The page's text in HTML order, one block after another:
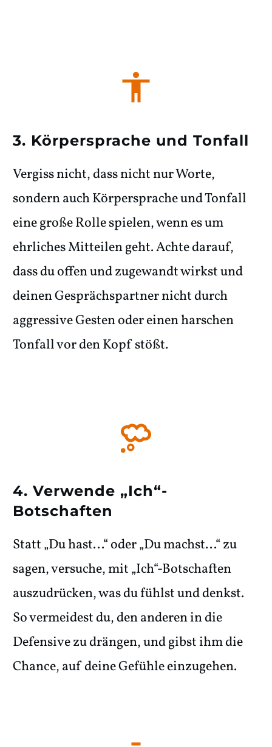
3. Körpersprache und Tonfall
Vergiss nicht, dass nicht nur Worte,
sondern auch Körpersprache und Tonfall
eine große Rolle spielen, wenn es um
ehrliches Mitteilen geht. Achte darauf,
dass du offen und zugewandt wirkst und
deinen Gesprächspartner nicht durch
aggressive Gesten oder einen harschen
Tonfall vor den Kopf stößt.
4. Verwende „Ich“-
Botschaften
Statt „Du hast...“ oder „Du machst...“ zu
sagen, versuche, mit „Ich“-Botschaften
auszudrücken, was du fühlst und denkst.
So vermeidest du, den anderen in die
Defensive zu drängen, und gibst ihm die
Chance, auf deine Gefühle einzugehen.